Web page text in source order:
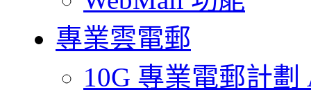
專業雲電郵
10G 專業電郵計劃